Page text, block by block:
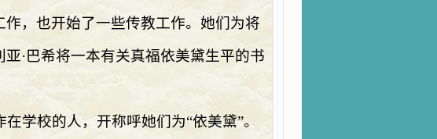
，也开始了一些传教工作。她们为将
·巴希将一本有关真福依美黛生平的书
学校的人，开称呼她们为“依美黛”。